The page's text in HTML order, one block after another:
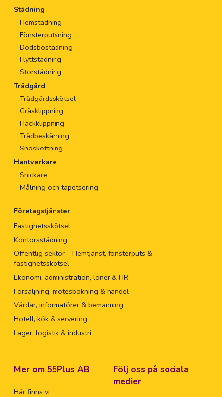
Städning
Hemstädning
Fönsterputsning
Dödsbostädning
Flyttstädning
Storstädning
Trädgård
Trädgårdsskötsel
Gräsklippning
Häckklippning
Trädbeskärning
Snöskottning
Hantverkare
Snickare
Målning och tapetsering
Företagstjänster
Fastighetsskötsel
Kontorsstädning
Offentlig sektor – Hemtjänst, fönsterputs &
fastighetsskötsel
Ekonomi, administration, löner & HR
Försäljning, mötesbokning & handel
Värdar, informatörer & bemanning
Hotell, kök & servering
Lager, logistik & industri
Mer om 55Plus AB
Här finns vi
Följ oss på sociala
medier